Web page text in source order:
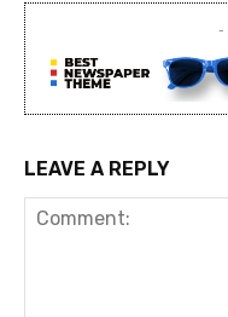
-
LEAVE A REPLY